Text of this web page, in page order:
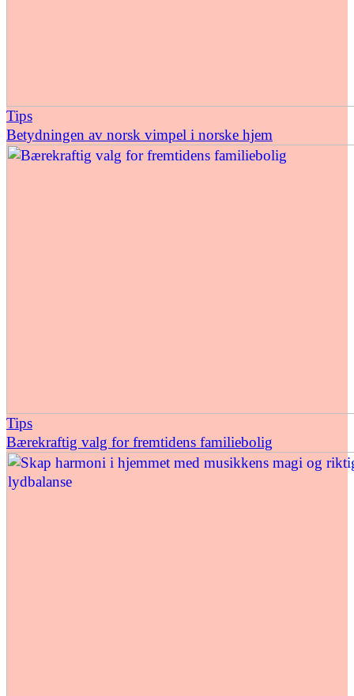
Tips
Betydningen av norsk vimpel i norske hjem
Tips
Bærekraftig valg for fremtidens familiebolig